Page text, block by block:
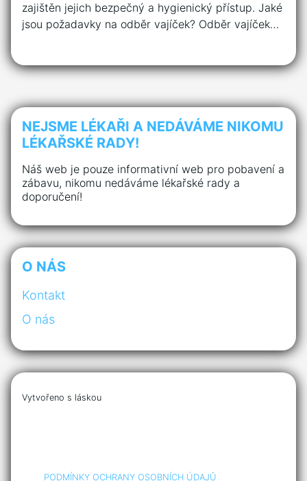
zajištěn jejich bezpečný a hygienický přístup. Jaké
jsou požadavky na odběr vajíček? Odběr vajíček…
NEJSME LÉKAŘI A NEDÁVÁME NIKOMU
LÉKAŘSKÉ RADY!
Náš web je pouze informativní web pro pobavení a
zábavu, nikomu nedáváme lékařské rady a
doporučení!
O NÁS
Kontakt
O nás
Vytvořeno s láskou
PODMÍNKY OCHRANY OSOBNÍCH ÚDAJŮ